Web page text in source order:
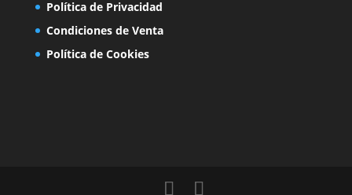
Política de Privacidad
Condiciones de Venta
Política de Cookies